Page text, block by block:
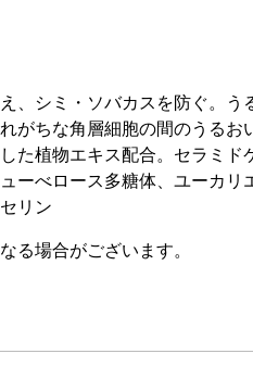
、シミ・ソバカスを防ぐ。う
がちな角層細胞の間のうるお
た植物エキス配合。セラミド
ーべロース多糖体、ユーカリ
リン
る場合がございます。